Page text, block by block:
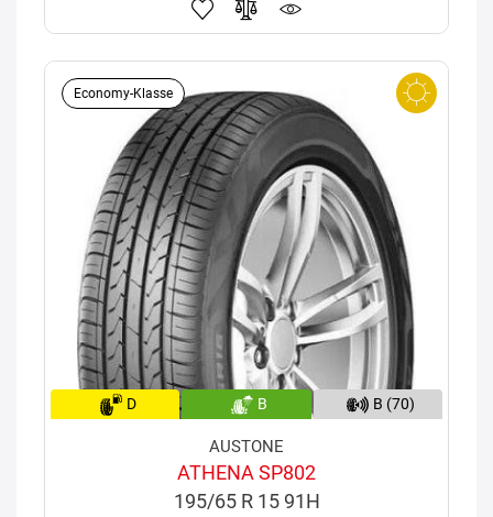
Economy-Klasse
D B B (70)
AUSTONE
ATHENA SP802
195/65 R 15 91H